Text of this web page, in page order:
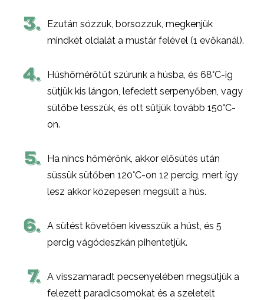
3.
Ezután sózzuk, borsozzuk, megkenjük
mindkét oldalát a mustár felével (1 evőkanál).
4.
Húshőmérőtűt szúrunk a húsba, és 68°C-ig
sütjük kis lángon, lefedett serpenyőben, vagy
sütőbe tesszük, és ott sütjük tovább 150°C-
on.
5.
Ha nincs hőmérőnk, akkor elősütés után
süssük sütőben 120°C-on 12 percig, mert így
lesz akkor közepesen megsült a hús.
6. A sütést követően kivesszük a húst, és 5
percig vágódeszkán pihentetjük.
7. A visszamaradt pecsenyelében megsütjük a
felezett paradicsomokat és a szeletelt